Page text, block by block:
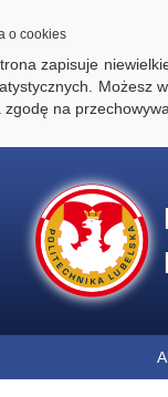
o cookies
zapisuje
Możesz
zgodę na